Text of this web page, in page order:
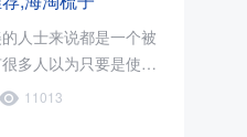
人士来说都是一个被
多人以为只要是使用
促进血液循环..
11013